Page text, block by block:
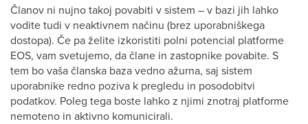
Članov ni nujno takoj povabiti v sistem – v bazi jih lahko
vodite tudi v neaktivnem načinu (brez uporabniškega
dostopa). Če pa želite izkoristiti polni potencial platforme
EOS, vam svetujemo, da člane in zastopnike povabite. S
tem bo vaša članska baza vedno ažurna, saj sistem
uporabnike redno poziva k pregledu in posodobitvi
podatkov. Poleg tega boste lahko z njimi znotraj platforme
nemoteno in aktivno komunicirali.